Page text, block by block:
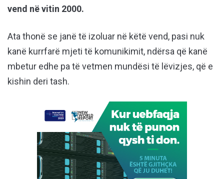
vend në vitin 2000.
Ata thonë se janë të izoluar në këtë vend, pasi nuk
kanë kurrfarë mjeti të komunikimit, ndërsa që kanë
mbetur edhe pa të vetmen mundësi të lëvizjes, që e
kishin deri tash.